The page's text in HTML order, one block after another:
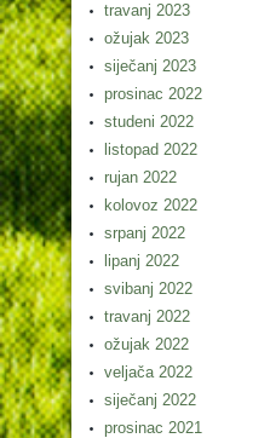
travanj 2023
ožujak 2023
siječanj 2023
prosinac 2022
studeni 2022
listopad 2022
rujan 2022
kolovoz 2022
srpanj 2022
lipanj 2022
svibanj 2022
travanj 2022
ožujak 2022
veljača 2022
siječanj 2022
prosinac 2021